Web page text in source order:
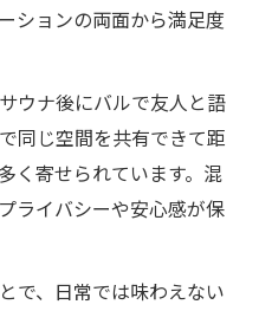
ションの両面から満足度
ウナ後にバルで友人と語
同じ空間を共有できて距
く寄せられています。混
ライバシーや安心感が保
で、日常では味わえない